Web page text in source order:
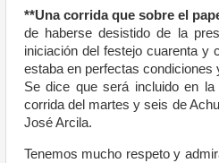
**Una corrida que sobre el
de haberse desistido de la
iniciación del festejo cuarenta y
estaba en perfectas condiciones
Se dice que será incluido en
corrida del martes y seis de
José Arcila.
Tenemos mucho respeto y